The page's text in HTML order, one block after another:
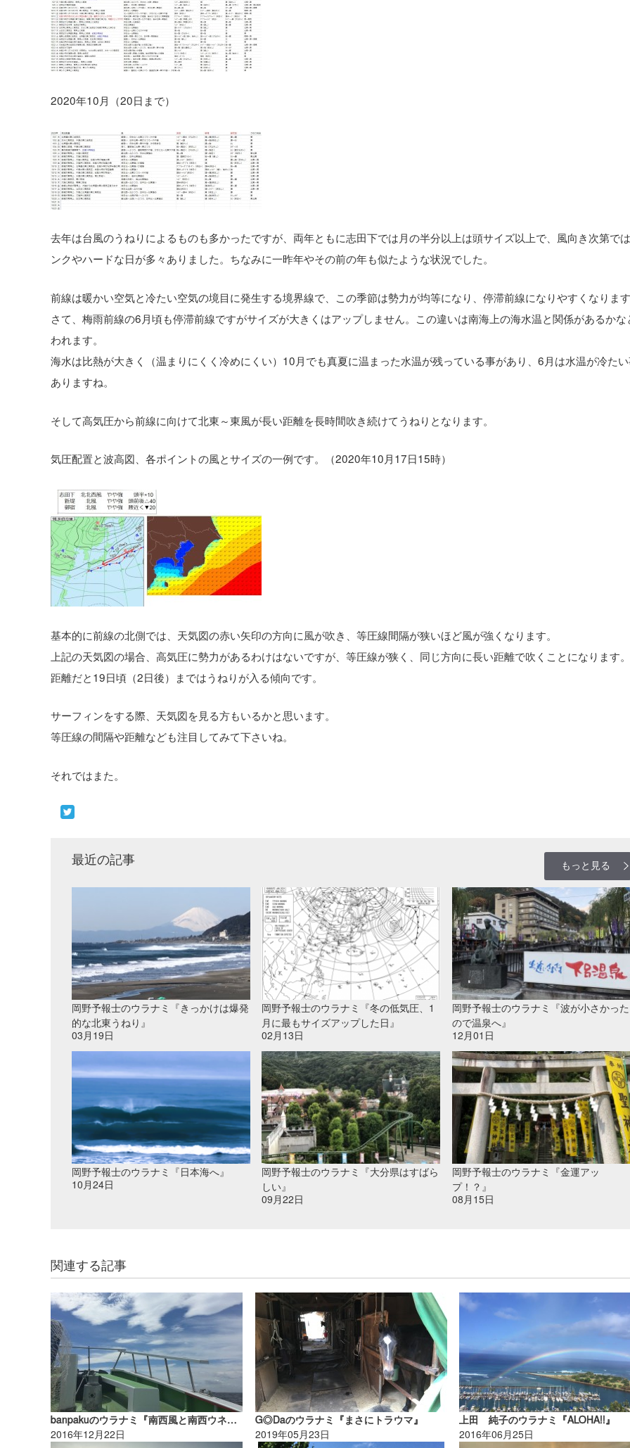
2020年10月（20日まで）
去年は台風のうねりによるものも多かったですが、両年ともに志田下では月の半分以上は頭サイズ以上で、風向き次第で
ンクやハードな日が多々ありました。ちなみに一昨年やその前の年も似たような状況でした。
前線は暖かい空気と冷たい空気の境目に発生する境界線で、この季節は勢力が均等になり、停滞前線になりやすくなりま
さて、梅雨前線の6月頃も停滞前線ですがサイズが大きくはアップしません。この違いは南海上の海水温と関係があるかな
われます。
海水は比熱が大きく（温まりにくく冷めにくい）10月でも真夏に温まった水温が残っている事があり、6月は水温が冷た
ありますね。
そして高気圧から前線に向けて北東～東風が長い距離を長時間吹き続けてうねりとなります。
気圧配置と波高図、各ポイントの風とサイズの一例です。（2020年10月17日15時）
基本的に前線の北側では、天気図の赤い矢印の方向に風が吹き、等圧線間隔が狭いほど風が強くなります。
上記の天気図の場合、高気圧に勢力があるわけはないですが、等圧線が狭く、同じ方向に長い距離で吹くことになります
距離だと19日頃（2日後）まではうねりが入る傾向です。
サーフィンをする際、天気図を見る方もいるかと思います。
等圧線の間隔や距離なども注目してみて下さいね。
それではまた。
最近の記事 もっと見る
岡野予報士のウラナミ『きっかけは爆発
的な北東うねり』
03月19日
岡野予報士のウラナミ『冬の低気圧、1
月に最もサイズアップした日』
02月13日
岡野予報士のウラナミ『波が小さかった
ので温泉へ』
12月01日
岡野予報士のウラナミ『日本海へ』
10月24日
岡野予報士のウラナミ『大分県はすばら
しい』
09月22日
岡野予報士のウラナミ『金運アッ
プ！？』
08月15日
関連する記事
banpakuのウラナミ『南西風と南西ウネリで初体験！（後編）』
2016年12月22日
G◎Daのウラナミ『まさにトラウマ』
2019年05月23日
上田 純子のウラナミ『ALOHA!!』
2016年06月25日